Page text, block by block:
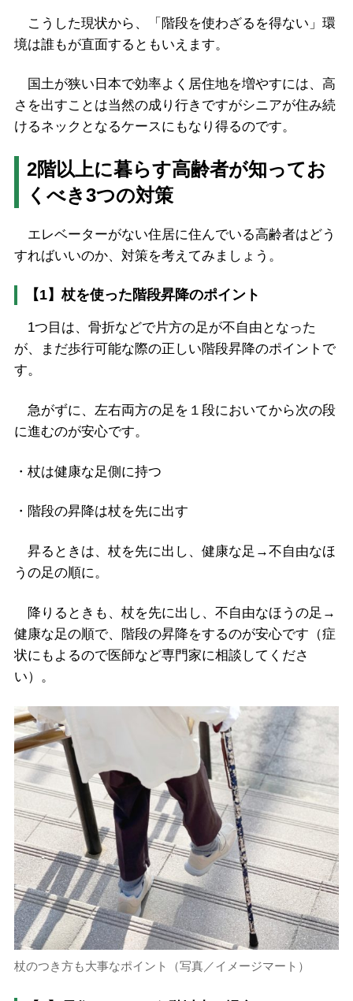
こうした現状から、「階段を使わざるを得ない」環
境は誰もが直面するともいえます。
国土が狭い日本で効率よく居住地を増やすには、高
さを出すことは当然の成り行きですがシニアが住み続
けるネックとなるケースにもなり得るのです。
2階以上に暮らす高齢者が知ってお
くべき3つの対策
エレベーターがない住居に住んでいる高齢者はどう
すればいいのか、対策を考えてみましょう。
【1】杖を使った階段昇降のポイント
1つ目は、骨折などで片方の足が不自由となった
が、まだ歩行可能な際の正しい階段昇降のポイントで
す。
急がずに、左右両方の足を１段においてから次の段
に進むのが安心です。
・杖は健康な足側に持つ
・階段の昇降は杖を先に出す
昇るときは、杖を先に出し、健康な足→不自由なほ
うの足の順に。
降りるときも、杖を先に出し、不自由なほうの足→
健康な足の順で、階段の昇降をするのが安心です（症
状にもよるので医師など専門家に相談してくださ
い）。
杖のつき方も大事なポイント（写真／イメージマート）